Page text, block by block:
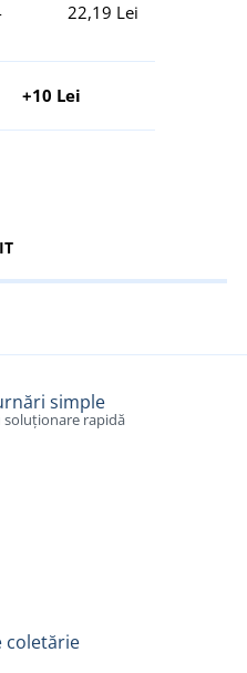
22,19 Lei
+10 Lei
simple
rapidă
coletărie